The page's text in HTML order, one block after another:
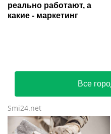
реально работают, а
какие - маркетинг
Все
Smi24.net